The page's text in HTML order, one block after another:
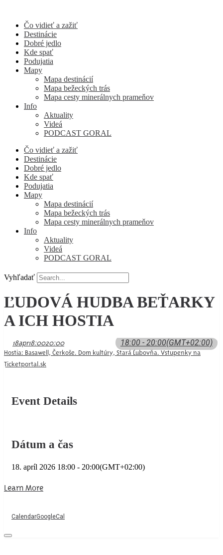
obsah
Čo vidieť a zažiť
Destinácie
Dobré jedlo
Kde spať
Podujatia
Mapy
Mapa destinácií
Mapa bežeckých trás
Mapa cesty minerálnych prameňov
Info
Aktuality
Videá
PODCAST GORAL
Čo vidieť a zažiť
Destinácie
Dobré jedlo
Kde spať
Podujatia
Mapy
Mapa destinácií
Mapa bežeckých trás
Mapa cesty minerálnych prameňov
Info
Aktuality
Videá
PODCAST GORAL
Vyhľadať
ĽUDOVÁ HUDBA BEŤARKY
A ICH HOSTIA
18apr18:0020:00 18:00 - 20:00(GMT+02:00)
Hostia: Basawell, Čerkoše. Dom kultúry, Stará Ľubovňa. Vstupenky na
Ticketportal.sk
Event Details
Dátum a čas
18. apríl 2026 18:00 - 20:00(GMT+02:00)
Learn More
CalendarGoogleCal